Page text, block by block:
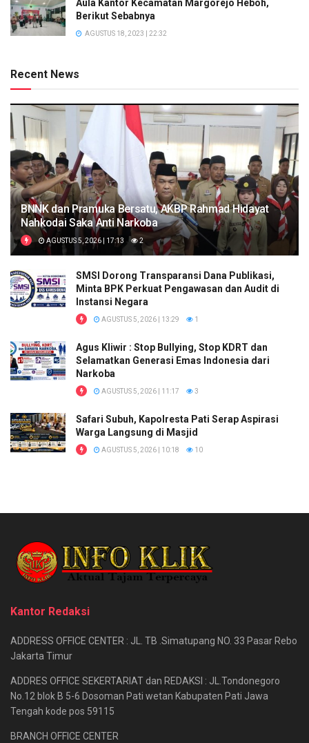
Aula Kantor Kecamatan Margorejo Heboh,
Berikut Sebabnya
AGUSTUS 18, 2023 | 22:32
Recent News
BNNK dan Pramuka Bersatu, AKBP Rahmad Hidayat
Nahkodai Saka Anti Narkoba
AGUSTUS 5, 2026 | 17:13 2
SMSI Dorong Transparansi Dana Publikasi,
Minta BPK Perkuat Pengawasan dan Audit di
Instansi Negara
AGUSTUS 5, 2026 | 13:29 1
Agus Kliwir : Stop Bullying, Stop KDRT dan
Selamatkan Generasi Emas Indonesia dari
Narkoba
AGUSTUS 5, 2026 | 11:17 3
Safari Subuh, Kapolresta Pati Serap Aspirasi
Warga Langsung di Masjid
AGUSTUS 5, 2026 | 10:18 10
Kantor Redaksi
ADDRESS OFFICE CENTER : JL. TB .Simatupang NO. 33 Pasar Rebo
Jakarta Timur
ADDRES OFFICE SEKERTARIAT dan REDAKSI : JL.Tondonegoro
No.12 blok B 5-6 Dosoman Pati wetan Kabupaten Pati Jawa
Tengah kode pos 59115
BRANCH OFFICE CENTER